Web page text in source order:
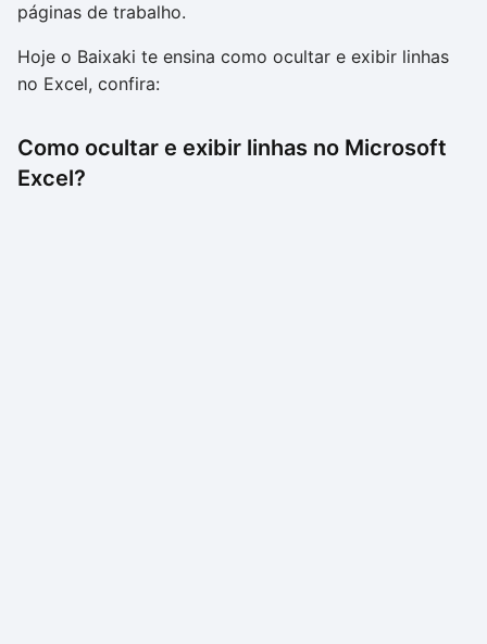
páginas de trabalho.
Hoje o Baixaki te ensina como ocultar e exibir linhas
no Excel, confira:
Como ocultar e exibir linhas no Microsoft
Excel?